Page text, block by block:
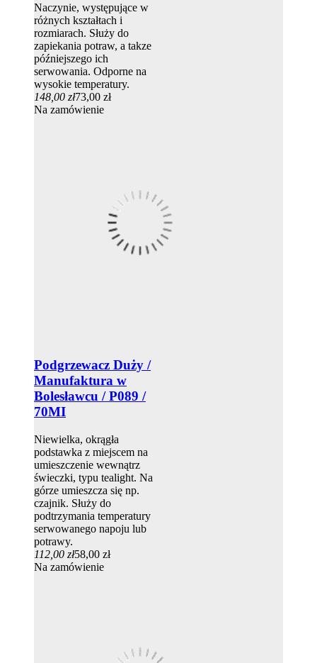
Naczynie, występujące w
różnych kształtach i
rozmiarach. Służy do
zapiekania potraw, a takze
późniejszego ich
serwowania. Odporne na
wysokie temperatury.
148,00 zł73,00 zł
Na zamówienie
Podgrzewacz Duży /
Manufaktura w
Bolesławcu / P089 /
70MI
Niewielka, okrągła
podstawka z miejscem na
umieszczenie wewnątrz
świeczki, typu tealight. Na
górze umieszcza się np.
czajnik. Służy do
podtrzymania temperatury
serwowanego napoju lub
potrawy.
112,00 zł58,00 zł
Na zamówienie